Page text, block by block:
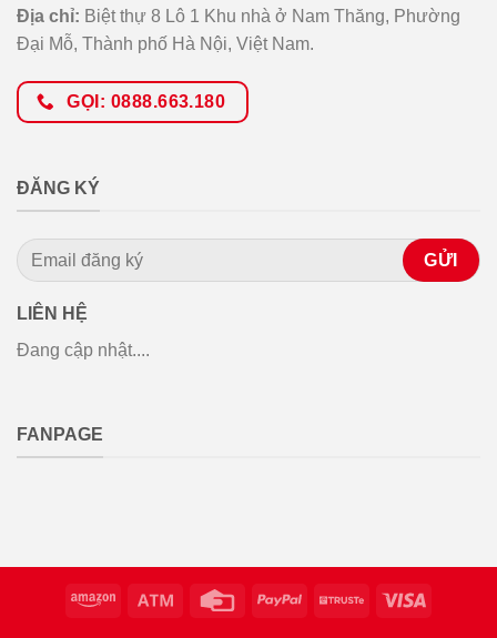
Địa chỉ: Biệt thự 8 Lô 1 Khu nhà ở Nam Thăng, Phường
Đại Mỗ, Thành phố Hà Nội, Việt Nam.
GỌI: 0888.663.180
ĐĂNG KÝ
LIÊN HỆ
Đang cập nhật....
FANPAGE